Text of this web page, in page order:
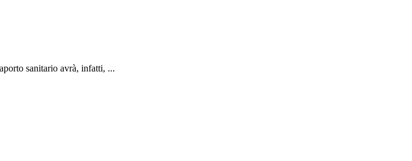
sanitario avrà, infatti, ...